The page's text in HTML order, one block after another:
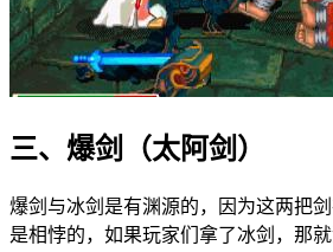
三、爆剑（太阿剑）
爆剑与冰剑是有渊源的，因为这两把
是相悖的，如果玩家们拿了冰剑，那